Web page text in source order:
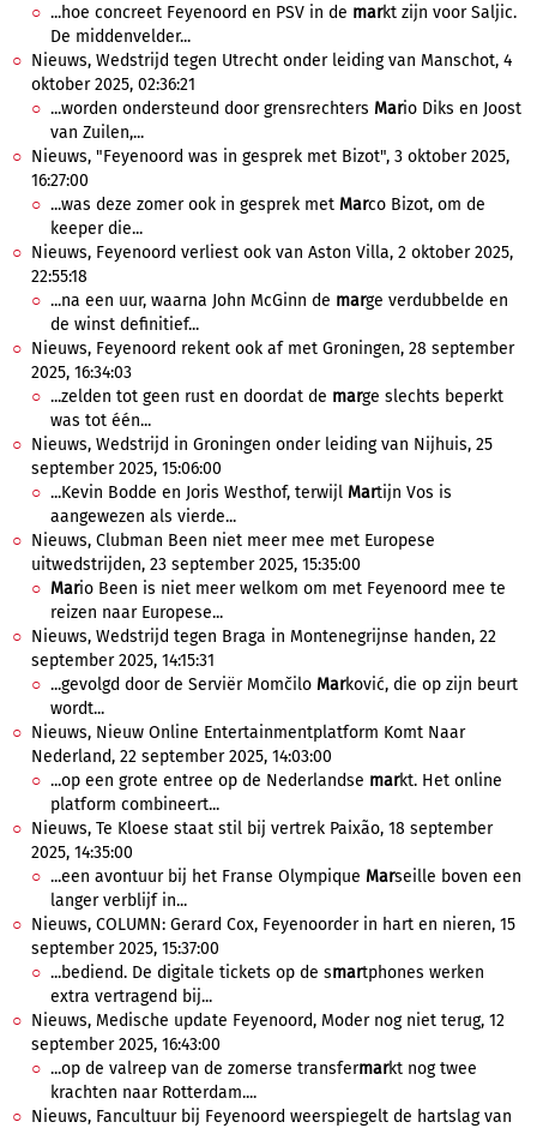
...hoe concreet Feyenoord en PSV in de markt zijn voor Saljic.
De middenvelder...
Nieuws, Wedstrijd tegen Utrecht onder leiding van Manschot, 4
oktober 2025, 02:36:21
...worden ondersteund door grensrechters Mario Diks en Joost
van Zuilen,...
Nieuws, "Feyenoord was in gesprek met Bizot", 3 oktober 2025,
16:27:00
...was deze zomer ook in gesprek met Marco Bizot, om de
keeper die...
Nieuws, Feyenoord verliest ook van Aston Villa, 2 oktober 2025,
22:55:18
...na een uur, waarna John McGinn de marge verdubbelde en
de winst definitief...
Nieuws, Feyenoord rekent ook af met Groningen, 28 september
2025, 16:34:03
...zelden tot geen rust en doordat de marge slechts beperkt
was tot één...
Nieuws, Wedstrijd in Groningen onder leiding van Nijhuis, 25
september 2025, 15:06:00
...Kevin Bodde en Joris Westhof, terwijl Martijn Vos is
aangewezen als vierde...
Nieuws, Clubman Been niet meer mee met Europese
uitwedstrijden, 23 september 2025, 15:35:00
Mario Been is niet meer welkom om met Feyenoord mee te
reizen naar Europese...
Nieuws, Wedstrijd tegen Braga in Montenegrijnse handen, 22
september 2025, 14:15:31
...gevolgd door de Serviër Momčilo Marković, die op zijn beurt
wordt...
Nieuws, Nieuw Online Entertainmentplatform Komt Naar
Nederland, 22 september 2025, 14:03:00
...op een grote entree op de Nederlandse markt. Het online
platform combineert...
Nieuws, Te Kloese staat stil bij vertrek Paixão, 18 september
2025, 14:35:00
...een avontuur bij het Franse Olympique Marseille boven een
langer verblijf in...
Nieuws, COLUMN: Gerard Cox, Feyenoorder in hart en nieren, 15
september 2025, 15:37:00
...bediend. De digitale tickets op de smartphones werken
extra vertragend bij...
Nieuws, Medische update Feyenoord, Moder nog niet terug, 12
september 2025, 16:43:00
...op de valreep van de zomerse transfermarkt nog twee
krachten naar Rotterdam....
Nieuws, Fancultuur bij Feyenoord weerspiegelt de hartslag van